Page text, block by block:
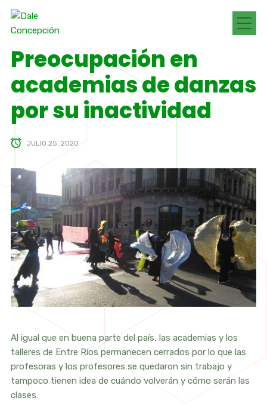
Preocupación en
academias de danzas
por su inactividad
JULIO 25, 2020
Al igual que en buena parte del país, las academias y los
talleres de Entre Ríos permanecen cerrados por lo que las
profesoras y los profesores se quedaron sin trabajo y
tampoco tienen idea de cuándo volverán y cómo serán las
clases.